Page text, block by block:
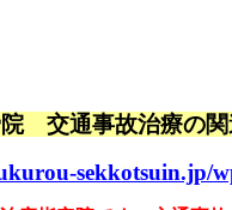
交通事故治療の関
sekkotsuin.jp/